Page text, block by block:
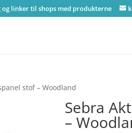
og linker til shops med produkterne
stof – Woodland
Sebra
–